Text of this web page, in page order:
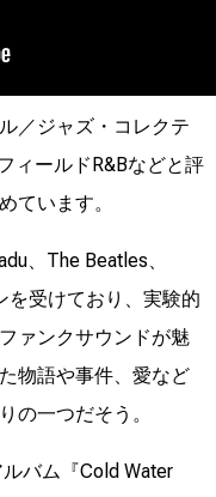
／ジャズ・コレクテ
ィールドR&Bなどと評
ています。
、The Beatles、
を受けており、実験的
ァンクサウンドが魅
物語や事件、愛など
の一つだそう。
バム『Cold Water